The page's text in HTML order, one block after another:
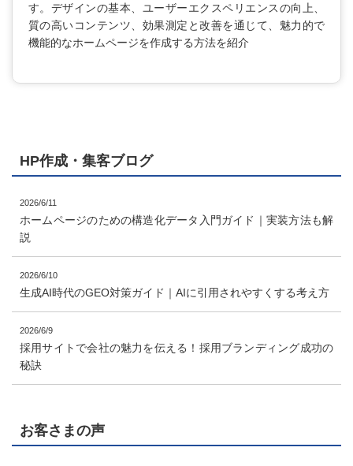
す。デザインの基本、ユーザーエクスペリエンスの向上、
質の高いコンテンツ、効果測定と改善を通じて、魅力的で
機能的なホームページを作成する方法を紹介
HP作成・集客ブログ
2026/6/11
ホームページのための構造化データ入門ガイド｜実装方法も解
説
2026/6/10
生成AI時代のGEO対策ガイド｜AIに引用されやすくする考え方
2026/6/9
採用サイトで会社の魅力を伝える！採用ブランディング成功の
秘訣
お客さまの声